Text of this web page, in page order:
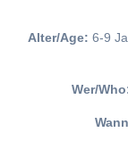
Alter/Age: 6-9
Wer/